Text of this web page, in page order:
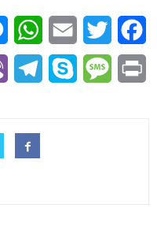
Facebook
Twitter
Email
Print
Message
Skype